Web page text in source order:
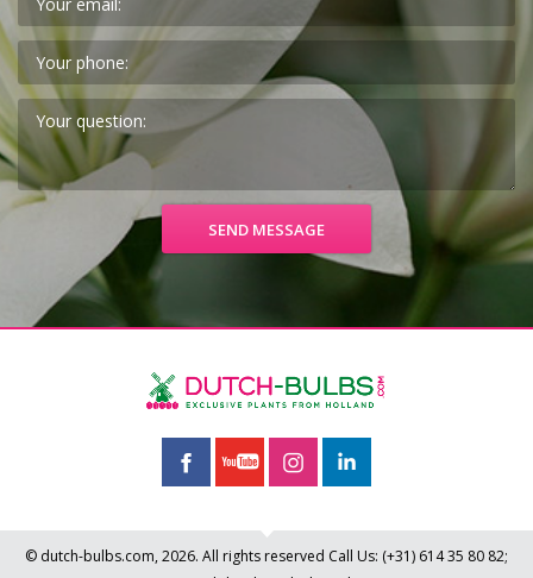
© dutch-bulbs.com, 2026. All rights reserved Call Us: (+31) 614 35 80 82;